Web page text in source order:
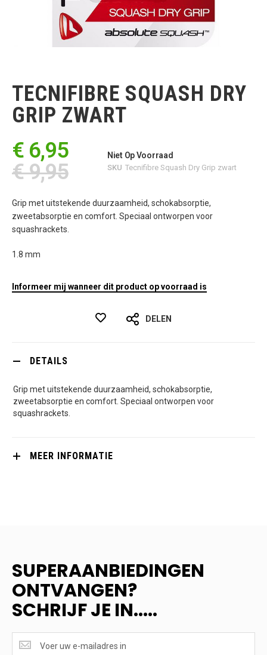
begin
van
de
afbeeldingen-
TECNIFIBRE SQUASH DRY
GRIP ZWART
€ 6,95
€ 9,95
Niet Op Voorraad
SKU Tecnifibre Squash Dry Grip zwart
Grip met uitstekende duurzaamheid, schokabsorptie,
zweetabsorptie en comfort. Speciaal ontworpen voor
squashrackets.
1.8 mm
Informeer mij wanneer dit product op voorraad is
DELEN
DETAILS
Grip met uitstekende duurzaamheid, schokabsorptie,
zweetabsorptie en comfort. Speciaal ontworpen voor
squashrackets.
MEER INFORMATIE
SUPERAANBIEDINGEN
ONTVANGEN?
SCHRIJF JE IN.....
ONTVANGEN?